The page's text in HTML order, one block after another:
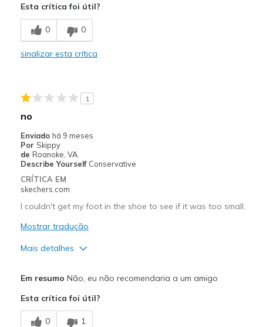
Melhores utilizações
Casual Wear
Travel
Sizing
View On Shoes
Esta crítica foi útil?
0 0
sinalizar esta crítica
1
no
Enviado há 9 meses
Por Skippy
de Roanoke, VA.
Describe Yourself Conservative
CRÍTICA EM
skechers.com
I couldn't get my foot in the shoe to see if it was too small.
Mostrar tradução
Mais detalhes
Sizing
Feels full size too small
Em resumo Não, eu não recomendaria a um amigo
Esta crítica foi útil?
0 1